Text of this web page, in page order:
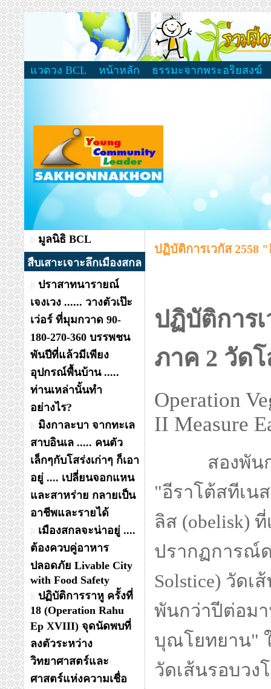
แวดวง BCL หน้าหลัก ธรรมะจากพระอริยสงฆ์
มูลนิธิ BCL
สืบเสาะเจาะลึกเมืองสกล
ปราสาทนารายณ์
เจงเวง ...... วางตัวเป๊ะ
เว่อร์ ที่มุมกวาด 90-
180-270-360 บรรพชน
พันปีที่แล้วมีเพียง
อุปกรณ์พื้นบ้าน .....
ท่านเหล่านั้นทำ
อย่างไร?
มิงกาละบา จากทะเล
สาบอินเล ..... คนตัว
เล็กๆกับโสร่งเก่าๆ ก็เอา
อยู่ .... เปลี่ยนจอกแหน
และสาหร่าย กลายเป็น
อาชีพและรายได้
เมืองสกลจะน่าอยู่ ....
ต้องควบคู่อาหาร
ปลอดภัย Livable City
with Food Safety
ปฏิบัติการราหู ครั้งที่
18 (Operation Rahu
Ep XVIII) จุดนัดพบที่
ลงตัวระหว่าง
วิทยาศาสตร์และ
ศาสตร์แห่งความเชื่อ
ปฏิบัติการเวกัส 2558
ปฏิบัติการ
ภาค 2 วัด
Operation
II Measure
สองพันกว่
"อีราโต้สทีเน
ลิส (obelisk)
ปรากฏการณ์
Solstice) วัดเ
พันกว่าปีต่อม
บุณโยทยาน"
วัดเส้นรอบวง